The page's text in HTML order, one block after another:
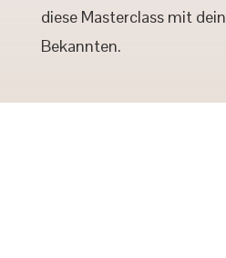
diese Masterclass mit
Bekannten.